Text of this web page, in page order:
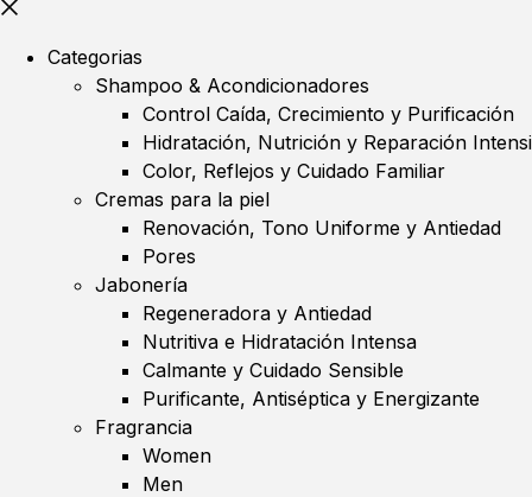
Categorias
Shampoo & Acondicionadores
Control Caída, Crecimiento y Purificación
Hidratación, Nutrición y Reparación
Color, Reflejos y Cuidado Familiar
Cremas para la piel
Renovación, Tono Uniforme y Antiedad
Pores
Jabonería
Regeneradora y Antiedad
Nutritiva e Hidratación Intensa
Calmante y Cuidado Sensible
Purificante, Antiséptica y Energizante
Fragrancia
Women
Men